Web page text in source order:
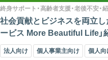
終身サポート・高齢者支援・老後不安・
社会貢献とビジネスを両立
ービス More Beautiful Life」
法人向け 個人事業主向け 個人向